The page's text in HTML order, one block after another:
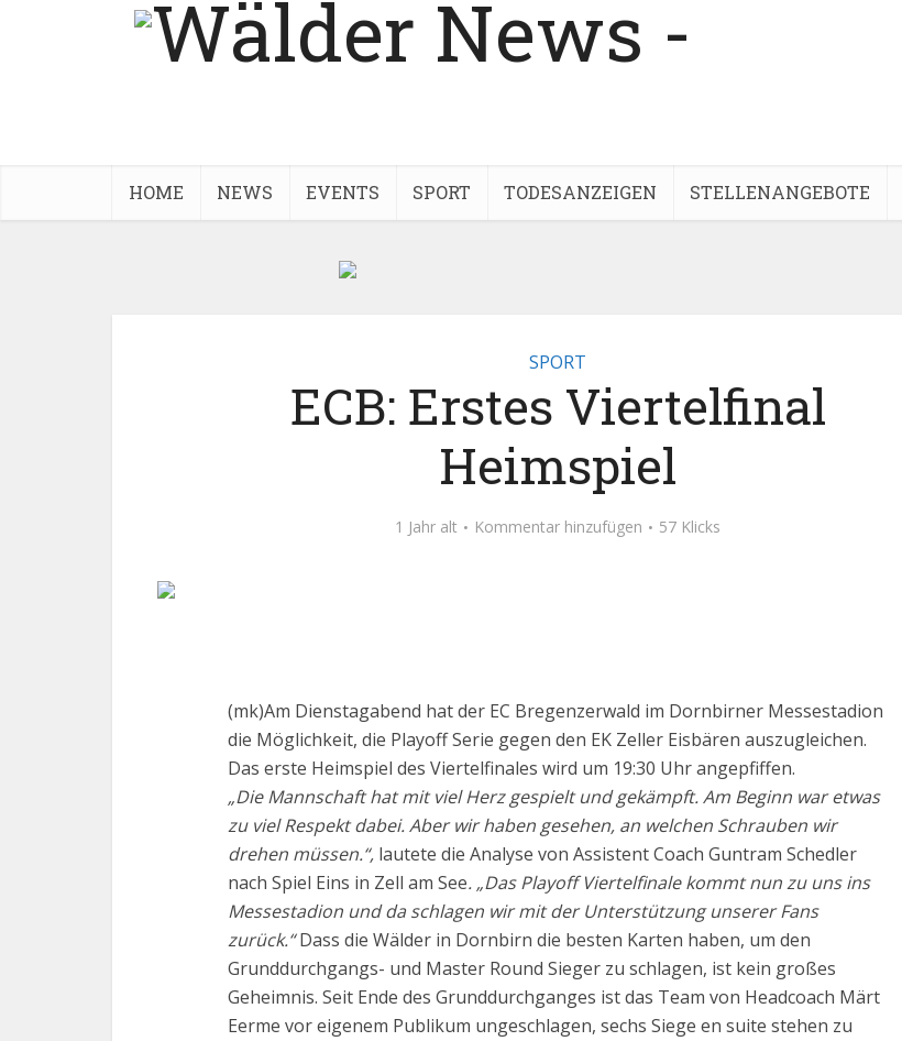
HOME NEWS EVENTS SPORT TODESANZEIGEN STELLENANGEBOTE
SPORT
ECB: Erstes Viertelfinal
Heimspiel
1 Jahr alt Kommentar hinzufügen 57 Klicks
(mk)Am Dienstagabend hat der EC Bregenzerwald im Dornbirner Messestadion
die Möglichkeit, die Playoff Serie gegen den EK Zeller Eisbären auszugleichen.
Das erste Heimspiel des Viertelfinales wird um 19:30 Uhr angepfiffen.
„Die Mannschaft hat mit viel Herz gespielt und gekämpft. Am Beginn war etwas
zu viel Respekt dabei. Aber wir haben gesehen, an welchen Schrauben wir
drehen müssen.“, lautete die Analyse von Assistent Coach Guntram Schedler
nach Spiel Eins in Zell am See. „Das Playoff Viertelfinale kommt nun zu uns ins
Messestadion und da schlagen wir mit der Unterstützung unserer Fans
zurück.“Dass die Wälder in Dornbirn die besten Karten haben, um den
Grunddurchgangs- und Master Round Sieger zu schlagen, ist kein großes
Geheimnis. Seit Ende des Grunddurchganges ist das Team von Headcoach Märt
Eerme vor eigenem Publikum ungeschlagen, sechs Siege en suite stehen zu